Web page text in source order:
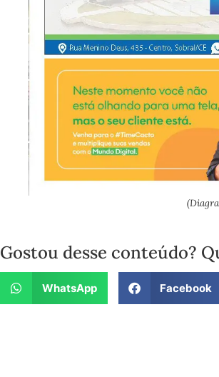
Gostou desse conteúdo?
WhatsApp Facebook